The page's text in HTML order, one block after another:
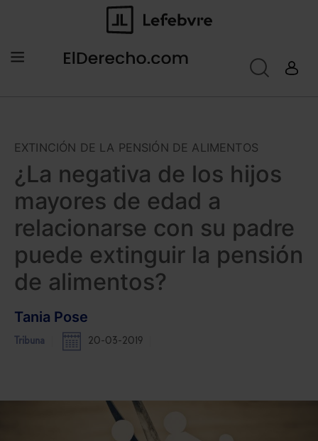
EXTINCIÓN DE LA PENSIÓN DE ALIMENTOS
¿La negativa de los hijos
mayores de edad a
relacionarse con su padre
puede extinguir la pensión
de alimentos?
Tania Pose
Tribuna 20-03-2019